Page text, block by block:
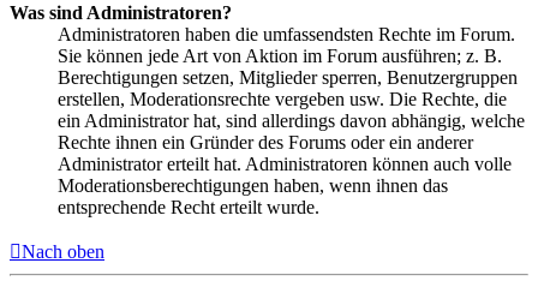
Was sind Administratoren?
Administratoren haben die umfassendsten Rechte im Forum.
Sie können jede Art von Aktion im Forum ausführen; z. B.
Berechtigungen setzen, Mitglieder sperren, Benutzergruppen
erstellen, Moderationsrechte vergeben usw. Die Rechte, die
ein Administrator hat, sind allerdings davon abhängig, welche
Rechte ihnen ein Gründer des Forums oder ein anderer
Administrator erteilt hat. Administratoren können auch volle
Moderationsberechtigungen haben, wenn ihnen das
entsprechende Recht erteilt wurde.
Nach oben